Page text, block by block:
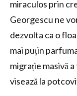
miraculos prin
Georgescu ne
dezvolta ca o
mai puțin
migrație masivă
visează la